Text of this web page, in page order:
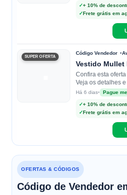
✓+ 10% de
✓Frete grátis em
SUPER OFERTA
Código Vendedor
Vestido Mullet
Confira esta oferta
Veja os detalhes
loja.
Há 6 dias• Pague
✓+ 10% de
✓Frete grátis em
OFERTAS & CÓDIGOS
Código de Vendedor